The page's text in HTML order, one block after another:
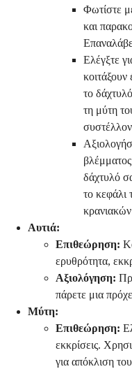
Φωτίστε
και
Ελέγξτε
κοιτάξουν
το
τη μύτη
δάχτυλό
το κεφάλι
Αυτιά:
Επιθεώρηση:
ερυθρότητα,
Αξιολόγηση:
πάρετε μια
Μύτη:
Επιθεώρηση:
εκκρίσεις.
για απόκλιση